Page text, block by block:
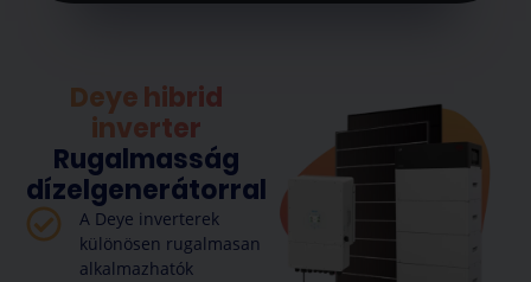
Deye hibrid
inverter
Rugalmasság
dízelgenerátorral
A Deye inverterek
különösen rugalmasan
alkalmazhatók